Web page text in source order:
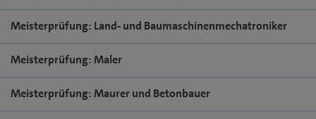
Meisterprüfung: Land- und Baumaschinenmechatroniker
Meisterprüfung: Maler
Meisterprüfung: Maurer und Betonbauer